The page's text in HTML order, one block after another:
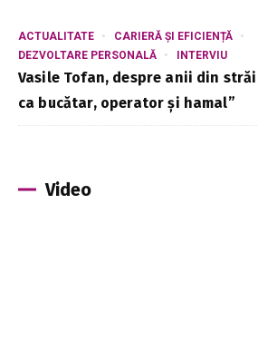
ACTUALITATE
CARIERĂ ȘI EFICIENȚĂ
DEZVOLTARE PERSONALĂ
INTERVIU
Vasile Tofan, despre anii din
ca bucătar, operator și hamal”
Video